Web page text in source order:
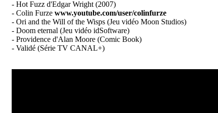
- Hot Fuzz d'Edgar Wright (2007)
- Colin Furze www.youtube.com/user/colinfurze
- Ori and the Will of the Wisps (Jeu vidéo Moon Studios)
- Doom eternal (Jeu vidéo idSoftware)
- Providence d'Alan Moore (Comic Book)
- Validé (Série TV CANAL+)